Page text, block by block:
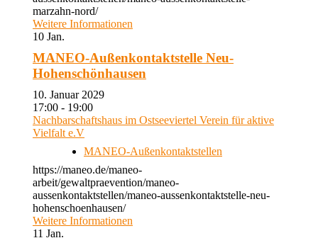
marzahn-nord/
Weitere Informationen
10 Jan.
MANEO-Außenkontaktstelle Neu-
Hohenschönhausen
10. Januar 2029
17:00 - 19:00
Nachbarschaftshaus im Ostseeviertel Verein für aktive
Vielfalt e.V
MANEO-Außenkontaktstellen
https://maneo.de/maneo-
arbeit/gewaltpraevention/maneo-
aussenkontaktstellen/maneo-aussenkontaktstelle-neu-
hohenschoenhausen/
Weitere Informationen
11 Jan.